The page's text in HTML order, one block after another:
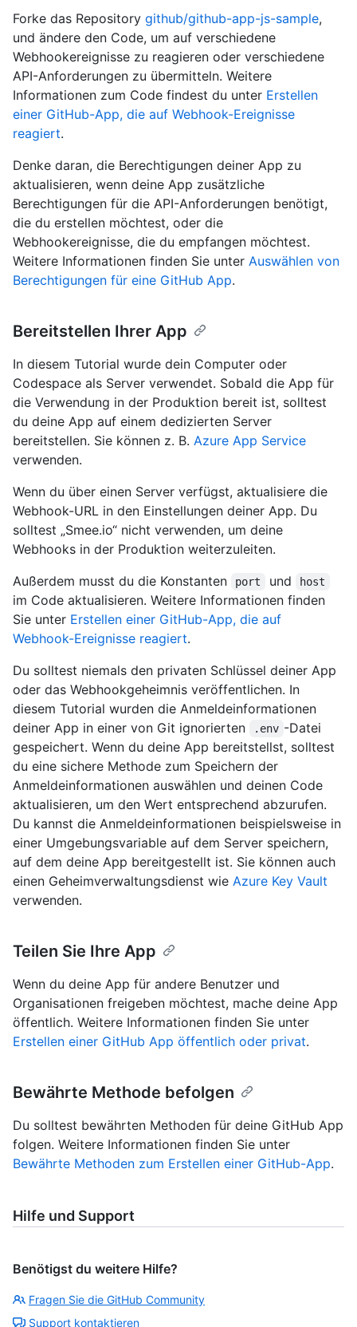
Forke das Repository github/github-app-js-sample,
und ändere den Code, um auf verschiedene
Webhookereignisse zu reagieren oder verschiedene
API-Anforderungen zu übermitteln. Weitere
Informationen zum Code findest du unter Erstellen
einer GitHub-App, die auf Webhook-Ereignisse
reagiert.
Denke daran, die Berechtigungen deiner App zu
aktualisieren, wenn deine App zusätzliche
Berechtigungen für die API-Anforderungen benötigt,
die du erstellen möchtest, oder die
Webhookereignisse, die du empfangen möchtest.
Weitere Informationen finden Sie unter Auswählen von
Berechtigungen für eine GitHub App.
Bereitstellen Ihrer App
In diesem Tutorial wurde dein Computer oder
Codespace als Server verwendet. Sobald die App für
die Verwendung in der Produktion bereit ist, solltest
du deine App auf einem dedizierten Server
bereitstellen. Sie können z. B. Azure App Service
verwenden.
Wenn du über einen Server verfügst, aktualisiere die
Webhook-URL in den Einstellungen deiner App. Du
solltest „Smee.io“ nicht verwenden, um deine
Webhooks in der Produktion weiterzuleiten.
Außerdem musst du die Konstanten
port und host
im Code aktualisieren. Weitere Informationen finden
Sie unter Erstellen einer GitHub-App, die auf
Webhook-Ereignisse reagiert.
Du solltest niemals den privaten Schlüssel deiner App
oder das Webhookgeheimnis veröffentlichen. In
diesem Tutorial wurden die Anmeldeinformationen
deiner App in einer von Git ignorierten
.env -Datei
gespeichert. Wenn du deine App bereitstellst, solltest
du eine sichere Methode zum Speichern der
Anmeldeinformationen auswählen und deinen Code
aktualisieren, um den Wert entsprechend abzurufen.
Du kannst die Anmeldeinformationen beispielsweise in
einer Umgebungsvariable auf dem Server speichern,
auf dem deine App bereitgestellt ist. Sie können auch
einen Geheimverwaltungsdienst wie Azure Key Vault
verwenden.
Teilen Sie Ihre App
Wenn du deine App für andere Benutzer und
Organisationen freigeben möchtest, mache deine App
öffentlich. Weitere Informationen finden Sie unter
Erstellen einer GitHub App öffentlich oder privat.
Bewährte Methode befolgen
Du solltest bewährten Methoden für deine GitHub App
folgen. Weitere Informationen finden Sie unter
Bewährte Methoden zum Erstellen einer GitHub-App.
Hilfe und Support
Benötigst du weitere Hilfe?
Fragen Sie die GitHub Community
Support kontaktieren